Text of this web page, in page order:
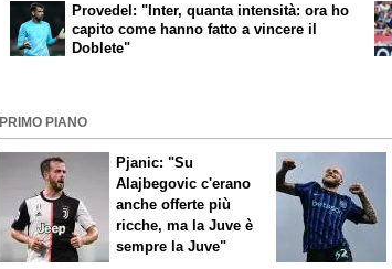
Provedel: "Inter, quanta intensità: ora ho
capito come hanno fatto a vincere il
Doblete"
PRIMO PIANO
Pjanic: "Su
Alajbegovic c'erano
anche offerte più
ricche, ma la Juve è
sempre la Juve"